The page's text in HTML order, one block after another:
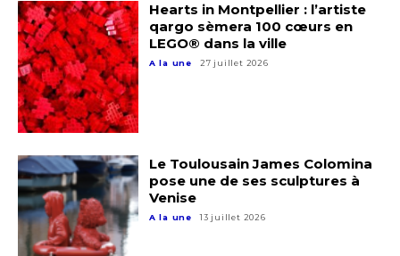
Nom
Prénom
J'accepte lestermes et conditions
Adresse email*
Nom
Prénom
Hearts in Montpellier : l’artiste
qargo sèmera 100 cœurs en
LEGO® dans la ville
A la une 27 juillet 2026
Le Toulousain James Colomina
pose une de ses sculptures à
Venise
A la une 13 juillet 2026